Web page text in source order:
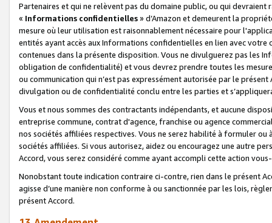
Partenaires et qui ne relèvent pas du domaine public, ou qui
« Informations confidentielles» d’Amazon et demeurent la
mesure où leur utilisation est raisonnablement nécessaire pour
entités ayant accès aux Informations confidentielles en lien avec
contenues dans la présente disposition. Vous ne divulguerez pas les
obligation de confidentialité) et vous devrez prendre toutes les
ou communication qui n’est pas expressément autorisée par le
divulgation ou de confidentialité conclu entre les parties et
Vous et nous sommes des contractants indépendants, et aucune
entreprise commune, contrat d'agence, franchise ou agence
nos sociétés affiliées respectives. Vous ne serez habilité à formuler
sociétés affiliées. Si vous autorisez, aidez ou encouragez une autre
Accord, vous serez considéré comme ayant accompli cette action
Nonobstant toute indication contraire ci-contre, rien dans le présent
agisse d’une manière non conforme à ou sanctionnée par les lois,
présent Accord.